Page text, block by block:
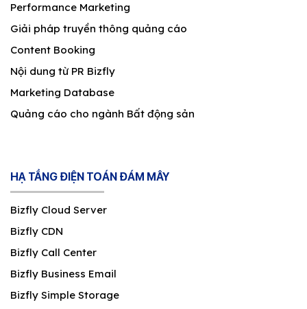
Performance Marketing
Giải pháp truyền thông quảng cáo
Content Booking
Nội dung từ PR Bizfly
Marketing Database
Quảng cáo cho ngành Bất động sản
HẠ TẦNG ĐIỆN TOÁN ĐÁM MÂY
Bizfly Cloud Server
Bizfly CDN
Bizfly Call Center
Bizfly Business Email
Bizfly Simple Storage